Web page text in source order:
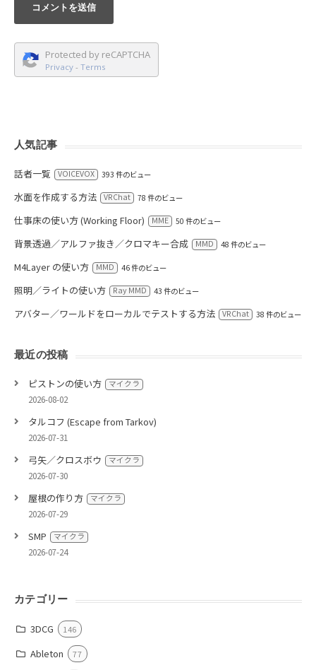
Protected by reCAPTCHA
Privacy - Terms
人気記事
話者一覧 VOICEVOX 393 件のビュー
水面を作成する方法 VRChat 78 件のビュー
仕事床の使い方 (Working Floor) MME 50 件のビュー
背景透過／アルファ抜き／クロマキー合成 MMD 48 件のビュー
M4Layer の使い方 MMD 46 件のビュー
照明／ライトの使い方 Ray MMD 43 件のビュー
アバター／ワールドをローカルでテストする方法 VRChat 38 件のビュー
最近の投稿
ピストンの使い方 マイクラ
2026-08-02
タルコフ (Escape from Tarkov)
2026-07-31
弓矢／クロスボウ マイクラ
2026-07-30
屋根の作り方 マイクラ
2026-07-29
SMP マイクラ
2026-07-24
カテゴリー
3DCG 146
Ableton 77